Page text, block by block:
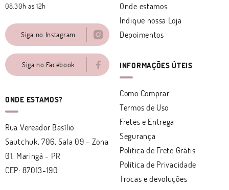
08.30h as 12h
Siga no Instagram
Siga no Facebook
ONDE ESTAMOS?
Rua Vereador Basílio
Sautchuk, 706, Sala 09 - Zona
01, Maringá - PR
CEP: 87013-190
Onde estamos
Indique nossa Loja
Depoimentos
INFORMAÇÕES ÚTEIS
Como Comprar
Termos de Uso
Fretes e Entrega
Segurança
Politica de Frete Grátis
Política de Privacidade
Trocas e devoluções